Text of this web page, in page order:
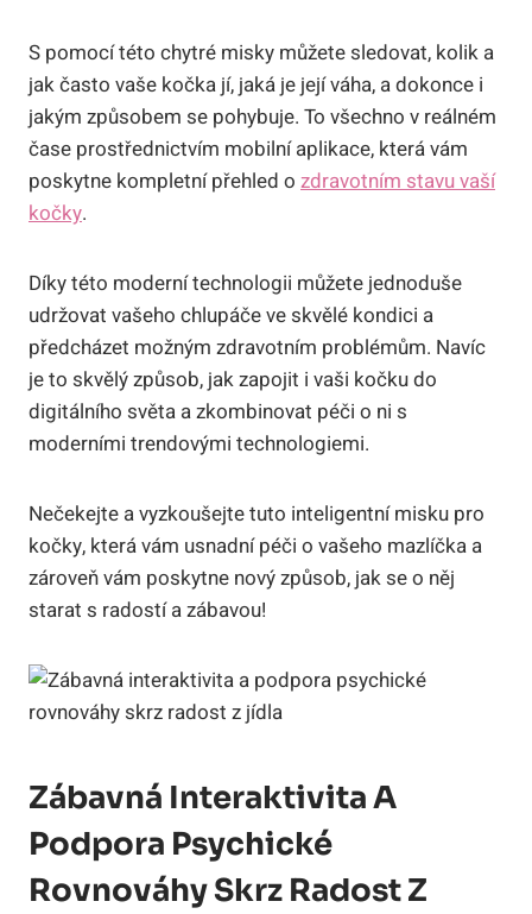
S pomocí této chytré misky můžete sledovat, kolik a
jak často vaše kočka jí, jaká je její váha, a dokonce i
jakým způsobem se pohybuje. To všechno v reálném
čase prostřednictvím mobilní aplikace, která vám
poskytne kompletní přehled o zdravotním stavu vaší
kočky.
Díky této moderní technologii můžete jednoduše
udržovat vašeho chlupáče ve skvělé kondici a
předcházet možným zdravotním problémům. Navíc
je to skvělý způsob, jak zapojit i vaši kočku do
digitálního světa a zkombinovat péči o ni s
moderními trendovými technologiemi.
Nečekejte a vyzkoušejte tuto inteligentní misku pro
kočky, která vám usnadní péči o vašeho mazlíčka a
zároveň vám poskytne nový způsob, jak se o něj
starat s radostí a zábavou!
Zábavná Interaktivita A
Podpora Psychické
Rovnováhy Skrz Radost Z